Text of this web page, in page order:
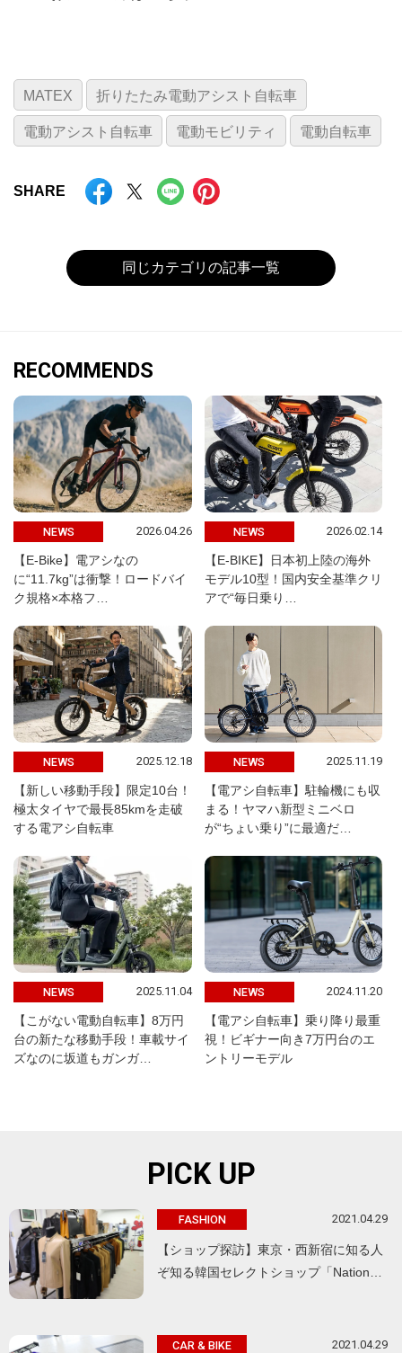
MATEX 折りたたみ電動アシスト自転車
電動アシスト自転車 電動モビリティ 電動自転車
SHARE
同じカテゴリの記事一覧
RECOMMENDS
NEWS 2026.04.26
【E-Bike】電アシなの
に“11.7kg”は衝撃！ロードバイ
ク規格×本格フ…
NEWS 2026.02.14
【E-BIKE】日本初上陸の海外
モデル10型！国内安全基準クリ
アで“毎日乗り…
NEWS 2025.12.18
【新しい移動手段】限定10台！
極太タイヤで最長85kmを走破
する電アシ自転車
NEWS 2025.11.19
【電アシ自転車】駐輪機にも収
まる！ヤマハ新型ミニベロ
が“ちょい乗り”に最適だ…
NEWS 2025.11.04
【こがない電動自転車】8万円
台の新たな移動手段！車載サイ
ズなのに坂道もガンガ…
NEWS 2024.11.20
【電アシ自転車】乗り降り最重
視！ビギナー向き7万円台のエ
ントリーモデル
PICK UP
FASHION 2021.04.29
【ショップ探訪】東京・西新宿に知る人
ぞ知る韓国セレクトショップ「Nation…
CAR & BIKE 2021.04.29